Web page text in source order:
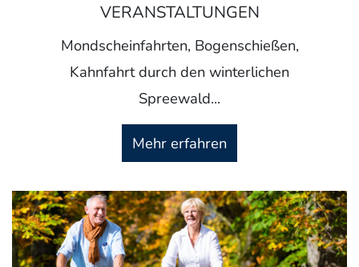
VERANSTALTUNGEN
Mondscheinfahrten, Bogenschießen,
Kahnfahrt durch den winterlichen
Spreewald...
Mehr erfahren